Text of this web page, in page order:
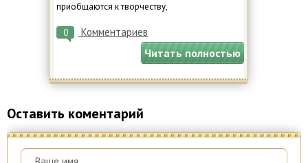
приобщаются к творчеству,
0 Комментариев
Читать полностью
Оставить коментарий